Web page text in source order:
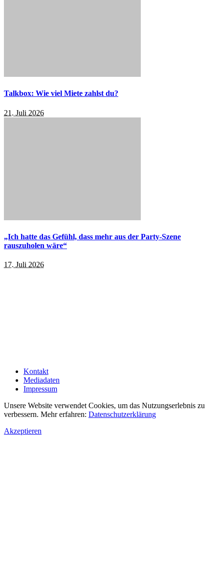
Talkbox: Wie viel Miete zahlst du?
21. Juli 2026
„Ich hatte das Gefühl, dass mehr aus der Party-Szene
rauszuholen wäre“
17. Juli 2026
Kontakt
Mediadaten
Impressum
Unsere Website verwendet Cookies, um das Nutzungserlebnis zu
verbessern. Mehr erfahren: Datenschutzerklärung
Akzeptieren